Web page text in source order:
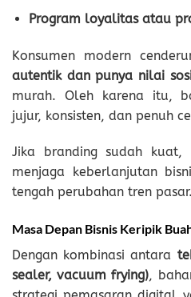
Program loyalitas atau
Konsumen modern
autentik dan punya nilai
murah. Oleh karena itu,
jujur, konsisten, dan penuh
Jika branding sudah kuat,
menjaga keberlanjutan
tengah perubahan tren pasar.
Masa Depan Bisnis Keripik
Dengan kombinasi antara
sealer, vacuum frying),